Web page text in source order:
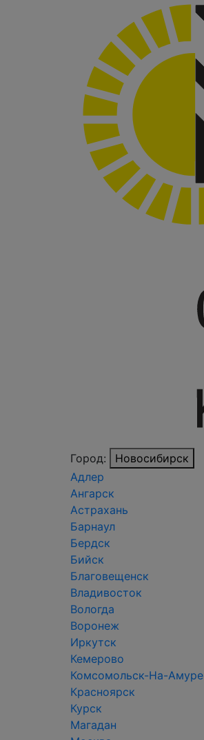
Город:
Новосибирск
Адлер
Ангарск
Астрахань
Барнаул
Бердск
Бийск
Благовещенск
Владивосток
Вологда
Воронеж
Иркутск
Кемерово
Комсомольск-На-Амуре
Красноярск
Курск
Магадан